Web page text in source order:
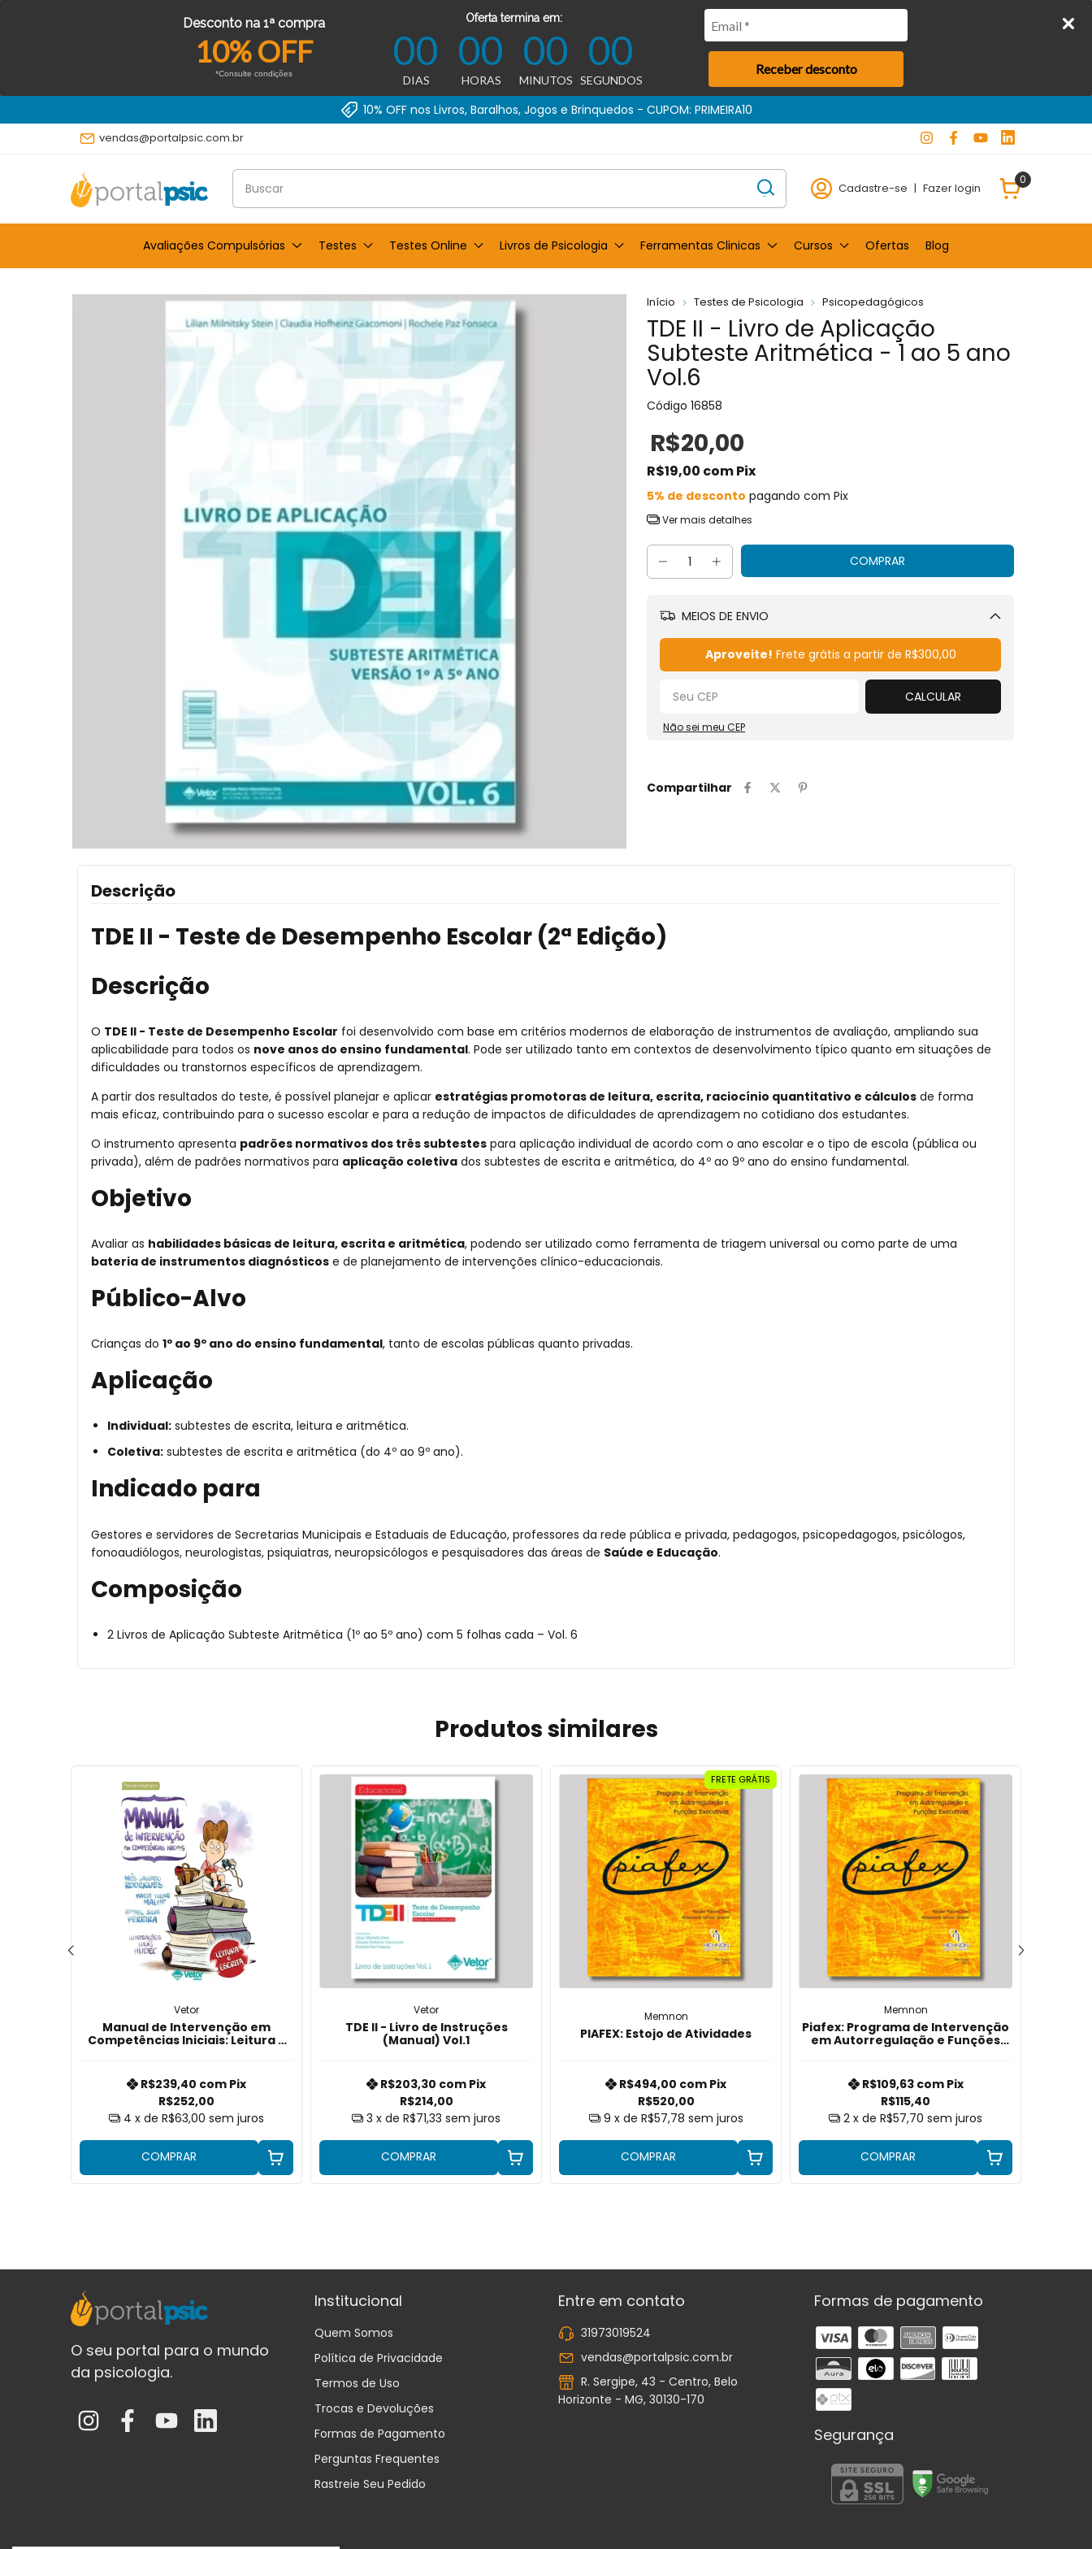
Desconto na 1ª compra
10% OFF
*Consulte condições
Oferta termina em:
00
DIAS
00
HORAS
00
MINUTOS
00
SEGUNDOS
Receber desconto
10% OFF nos Livros, Baralhos, Jogos e Brinquedos - CUPOM: PRIMEIRA10
vendas@portalpsic.com.br
Cadastre-se | Fazer login
0
Avaliações Compulsórias Testes Testes Online Livros de Psicologia Ferramentas Clinicas Cursos Ofertas Blog
Início Testes de Psicologia Psicopedagógicos
TDE II - Livro de Aplicação
Subteste Aritmética - 1 ao 5 ano
Vol.6
Código 16858
R$20,00
R$19,00 comPix
5% de desconto pagando com Pix
Ver mais detalhes
MEIOS DE ENVIO
Aproveite! Frete grátis a partir de R$300,00
CALCULAR
Não sei meu CEP
Compartilhar
Descrição
TDE II - Teste de Desempenho Escolar (2ª Edição)
Descrição
O TDE II - Teste de Desempenho Escolar foi desenvolvido com base em critérios modernos de elaboração de instrumentos de avaliação, ampliando sua
aplicabilidade para todos os nove anos do ensino fundamental. Pode ser utilizado tanto em contextos de desenvolvimento típico quanto em situações de
dificuldades ou transtornos específicos de aprendizagem.
A partir dos resultados do teste, é possível planejar e aplicar estratégias promotoras de leitura, escrita, raciocínio quantitativo e cálculos de forma
mais eficaz, contribuindo para o sucesso escolar e para a redução de impactos de dificuldades de aprendizagem no cotidiano dos estudantes.
O instrumento apresenta padrões normativos dos três subtestes para aplicação individual de acordo com o ano escolar e o tipo de escola (pública ou
privada), além de padrões normativos para aplicação coletiva dos subtestes de escrita e aritmética, do 4º ao 9º ano do ensino fundamental.
Objetivo
Avaliar as habilidades básicas de leitura, escrita e aritmética, podendo ser utilizado como ferramenta de triagem universal ou como parte de uma
bateria de instrumentos diagnósticos e de planejamento de intervenções clínico-educacionais.
Público-Alvo
Crianças do 1º ao 9º ano do ensino fundamental, tanto de escolas públicas quanto privadas.
Aplicação
Individual: subtestes de escrita, leitura e aritmética.
Coletiva: subtestes de escrita e aritmética (do 4º ao 9º ano).
Indicado para
Gestores e servidores de Secretarias Municipais e Estaduais de Educação, professores da rede pública e privada, pedagogos, psicopedagogos, psicólogos,
fonoaudiólogos, neurologistas, psiquiatras, neuropsicólogos e pesquisadores das áreas de Saúde e Educação.
Composição
2 Livros de Aplicação Subteste Aritmética (1º ao 5º ano) com 5 folhas cada – Vol. 6
Produtos similares
Vetor
Manual de Intervenção em
Competências Iniciais: Leitura e
R$252,00
R$239,40 com Pix
4 x de R$63,00 sem juros
COMPRAR
Vetor
TDE II - Livro de Instruções
(Manual) Vol.1
R$214,00
R$203,30 com Pix
3 x de R$71,33 sem juros
COMPRAR
FRETE GRÁTIS
Memnon
PIAFEX: Estojo de Atividades
R$520,00
R$494,00 com Pix
9 x de R$57,78 sem juros
COMPRAR
Memnon
Piafex: Programa de Intervenção
em Autorregulação e Funções
R$115,40
R$109,63 com Pix
2 x de R$57,70 sem juros
COMPRAR
O seu portal para o mundo
da psicologia.
Institucional
Quem Somos
Política de Privacidade
Termos de Uso
Trocas e Devoluções
Formas de Pagamento
Perguntas Frequentes
Rastreie Seu Pedido
Entre em contato
31973019524
vendas@portalpsic.com.br
R. Sergipe, 43 - Centro, Belo
Horizonte - MG, 30130-170
Formas de pagamento
Segurança